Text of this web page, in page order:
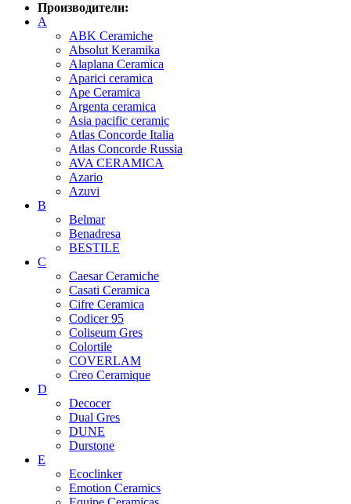
Производители:
A
ABK Ceramiche
Absolut Keramika
Alaplana Ceramica
Aparici ceramica
Ape Ceramica
Argenta ceramica
Asia pacific ceramic
Atlas Concorde Italia
Atlas Concorde Russia
AVA CERAMICA
Azario
Azuvi
B
Belmar
Benadresa
BESTILE
C
Caesar Ceramiche
Casati Ceramica
Cifre Ceramica
Codicer 95
Coliseum Gres
Colortile
COVERLAM
Creo Ceramique
D
Decocer
Dual Gres
DUNE
Durstone
E
Ecoclinker
Emotion Ceramics